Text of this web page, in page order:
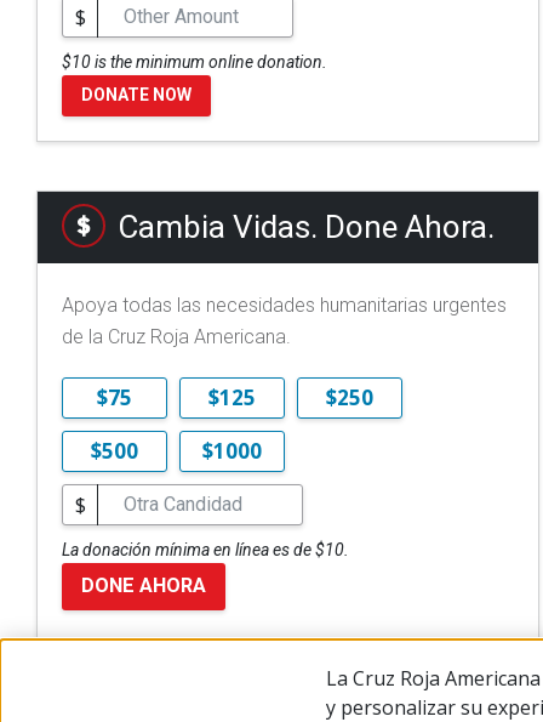
$
$10 is the minimum online donation.
DONATE NOW
Cambia Vidas. Done Ahora.
Apoya todas las necesidades humanitarias urgentes
de la Cruz Roja Americana.
$75 $125
$250
$500
$1000
$
La donación mínima en línea es de $10.
DONE AHORA
La Cruz Roja
y personalizar su